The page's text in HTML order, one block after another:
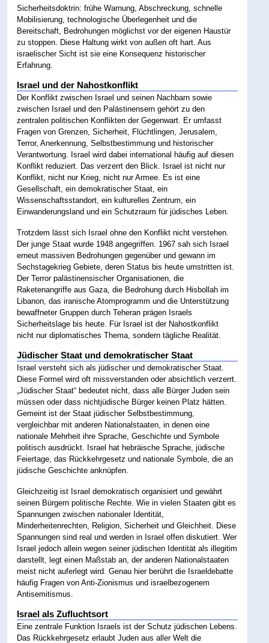
Sicherheitsdoktrin: frühe Warnung, Abschreckung, schnelle
Mobilisierung, technologische Überlegenheit und die
Bereitschaft, Bedrohungen möglichst vor der eigenen Haustür
zu stoppen. Diese Haltung wirkt von außen oft hart. Aus
israelischer Sicht ist sie eine Konsequenz historischer
Erfahrung.
Israel und der Nahostkonflikt
Der Konflikt zwischen Israel und seinen Nachbarn sowie
zwischen Israel und den Palästinensern gehört zu den
zentralen politischen Konflikten der Gegenwart. Er umfasst
Fragen von Grenzen, Sicherheit, Flüchtlingen, Jerusalem,
Terror, Anerkennung, Selbstbestimmung und historischer
Verantwortung. Israel wird dabei international häufig auf diesen
Konflikt reduziert. Das verzerrt den Blick. Israel ist nicht nur
Konflikt, nicht nur Krieg, nicht nur Armee. Es ist eine
Gesellschaft, ein demokratischer Staat, ein
Wissenschaftsstandort, ein kulturelles Zentrum, ein
Einwanderungsland und ein Schutzraum für jüdisches Leben.
Trotzdem lässt sich Israel ohne den Konflikt nicht verstehen.
Der junge Staat wurde 1948 angegriffen. 1967 sah sich Israel
erneut massiven Bedrohungen gegenüber und gewann im
Sechstagekrieg Gebiete, deren Status bis heute umstritten ist.
Der Terror palästinensischer Organisationen, die
Raketenangriffe aus Gaza, die Bedrohung durch Hisbollah im
Libanon, das iranische Atomprogramm und die Unterstützung
bewaffneter Gruppen durch Teheran prägen Israels
Sicherheitslage bis heute. Für Israel ist der Nahostkonflikt
nicht nur diplomatisches Thema, sondern tägliche Realität.
Jüdischer Staat und demokratischer Staat
Israel versteht sich als jüdischer und demokratischer Staat.
Diese Formel wird oft missverstanden oder absichtlich verzerrt.
„Jüdischer Staat“ bedeutet nicht, dass alle Bürger Juden sein
müssen oder dass nichtjüdische Bürger keinen Platz hätten.
Gemeint ist der Staat jüdischer Selbstbestimmung,
vergleichbar mit anderen Nationalstaaten, in denen eine
nationale Mehrheit ihre Sprache, Geschichte und Symbole
politisch ausdrückt. Israel hat hebräische Sprache, jüdische
Feiertage, das Rückkehrgesetz und nationale Symbole, die an
jüdische Geschichte anknüpfen.
Gleichzeitig ist Israel demokratisch organisiert und gewährt
seinen Bürgern politische Rechte. Wie in vielen Staaten gibt es
Spannungen zwischen nationaler Identität,
Minderheitenrechten, Religion, Sicherheit und Gleichheit. Diese
Spannungen sind real und werden in Israel offen diskutiert. Wer
Israel jedoch allein wegen seiner jüdischen Identität als illegitim
darstellt, legt einen Maßstab an, der anderen Nationalstaaten
meist nicht auferlegt wird. Genau hier berührt die Israeldebatte
häufig Fragen von Anti-Zionismus und israelbezogenem
Antisemitismus.
Israel als Zufluchtsort
Eine zentrale Funktion Israels ist der Schutz jüdischen Lebens.
Das Rückkehrgesetz erlaubt Juden aus aller Welt die